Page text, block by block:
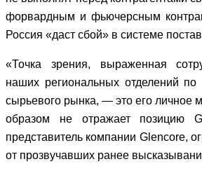
форвардным и фьючерсным
Россия «даст сбой» в системе
«Точка зрения, выраженная
наших региональных отделений по
сырьевого рынка, — это его личное
образом не отражает позицию
представитель компании Glencore,
от прозвучавших ранее